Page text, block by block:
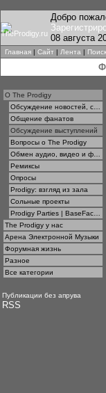
Добро
08 августа
Главная | Сайт | Лента | Поиск
О The Prodigy
Обсуждение новостей, статей, интервью
Общение фанатов
Обсуждение выступлений
Вопросы о The Prodigy
Обмен аудио, видео и фотографиями
Ремиксы
Опросы
Prodigy: взгляд из зала
Сольные проекты
Prodigy Parties | BaseFace | Kieron Pepper & Gordy
The Prodigy у нас
Арена Электронной Музыки
Форумная жизнь
Разное
Все категории
Публикации без апрува
RSS